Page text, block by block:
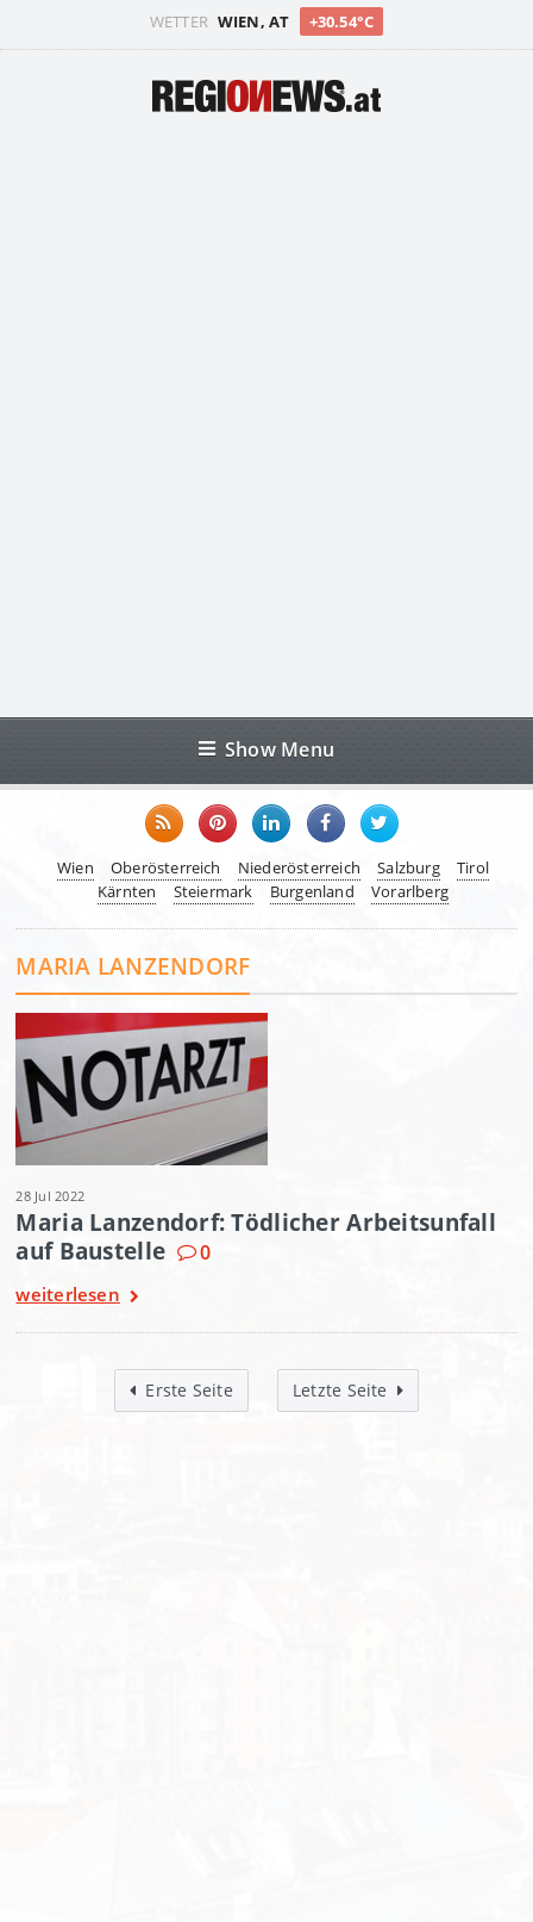
WETTER WIEN, AT +30.54°C
Show Menu
Wien Oberösterreich Niederösterreich Salzburg
Tirol
Kärnten
Steiermark Burgenland Vorarlberg
MARIA LANZENDORF
28 Jul 2022
Maria Lanzendorf: Tödlicher Arbeitsunfall
auf Baustelle
0
weiterlesen
Erste Seite Letzte Seite